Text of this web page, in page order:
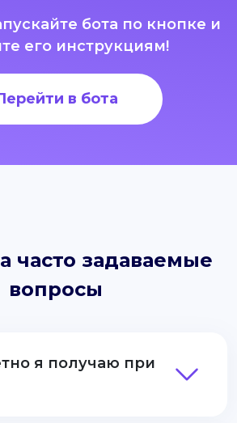
бота по кнопке и
его инструкциям!
в бота
часто задаваемые
вопросы
я получаю при